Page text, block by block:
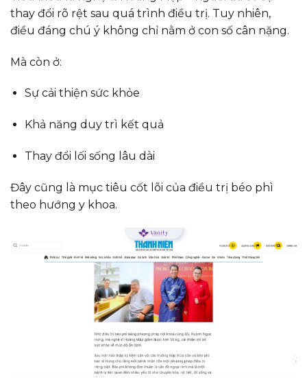
thay đổi rõ rệt sau quá trình điều trị. Tuy nhiên,
điều đáng chú ý không chỉ nằm ở con số cân nặng.
Mà còn ở:
Sự cải thiện sức khỏe
Khả năng duy trì kết quả
Thay đổi lối sống lâu dài
Đây cũng là mục tiêu cốt lõi của điều trị béo phì
theo hướng y khoa.